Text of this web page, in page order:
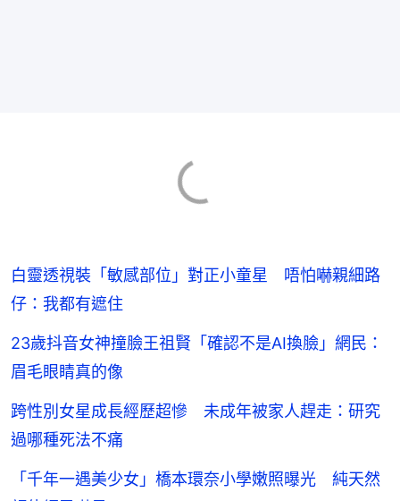
白靈透視裝「敏感部位」對正小童星 唔怕嚇親細路
仔：我都有遮住
23歲抖音女神撞臉王祖賢「確認不是AI換臉」網民：
眉毛眼睛真的像
跨性別女星成長經歷超慘 未成年被家人趕走：研究
過哪種死法不痛
「千年一遇美少女」橋本環奈小學嫩照曝光 純天然